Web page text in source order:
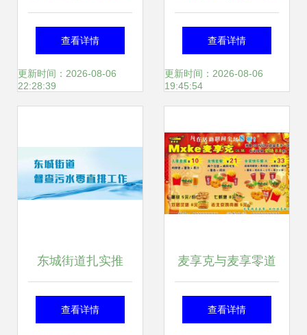
劳火腿扒麦满分套
餐评测 实拍与用户
查看详情
更新时间：2026-08-06
22:28:39
次饼干已变质，麦
飘香、菓子町园
榜”，麦享零道质量
问题引关注
查看详情
更新时间：2026-08-06
19:45:54
东城街道扎实推
进“污水零直排”督
查看详情
麦享克与麦享零道
开启智能生活新体
查看详情